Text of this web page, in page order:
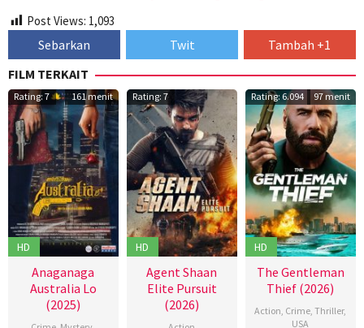
Post Views: 1,093
Sebarkan Twit
Tambah +1
FILM TERKAIT
Rating: 7 161 menit
HD
Anaganaga
Australia Lo
(2025)
Rating: 7
HD
Agent Shaan
Elite Pursuit
(2026)
Rating: 6.094 97 menit
HD
The Gentleman
Thief (2026)
Action, Crime,Thriller,
USA